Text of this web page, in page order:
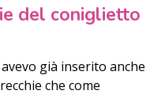
del coniglietto
già inserito anche
che come